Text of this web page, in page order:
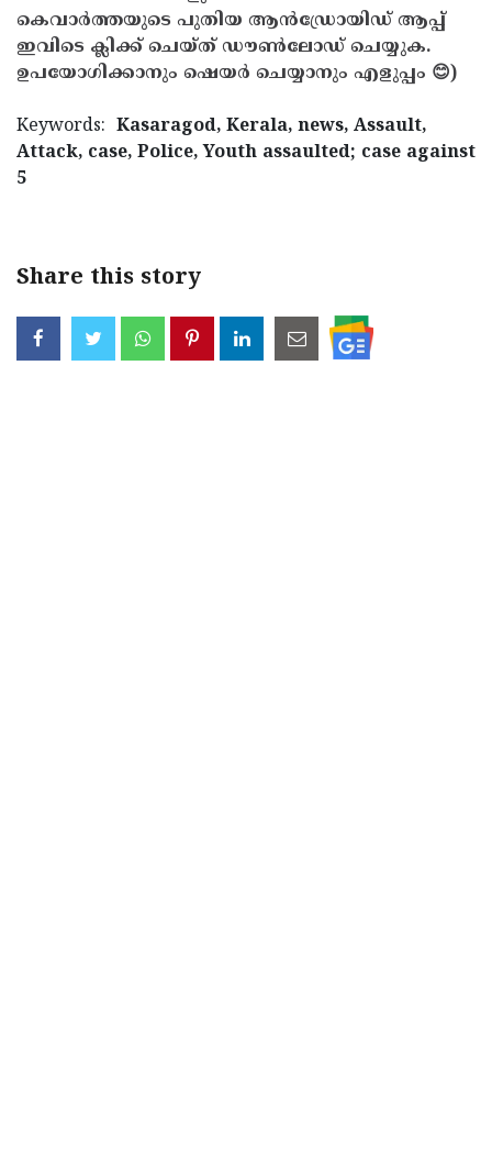
കെവാർത്തയുടെ പുതിയ ആൻഡ്രോയിഡ് ആപ്പ്
ഇവിടെ ക്ലിക്ക് ചെയ്ത് ഡൗൺലോഡ് ചെയ്യുക.
ഉപയോഗിക്കാനും ഷെയർ ചെയ്യാനും എളുപ്പം 😊)
Keywords: Kasaragod, Kerala, news, Assault,
Attack, case, Police, Youth assaulted; case against
5
Share this story